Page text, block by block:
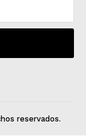
reservados.